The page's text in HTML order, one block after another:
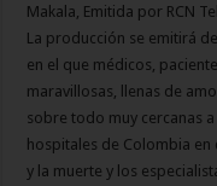
Makala, Emitida por RCN
La producción se emitirá
en el que médicos,
maravillosas, llenas de
sobre todo muy cercanas
hospitales de Colombia
y la muerte y los